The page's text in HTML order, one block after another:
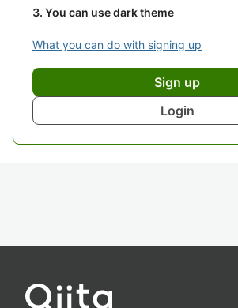
You can use dark theme
What you can do with signing up
Sign up
Login